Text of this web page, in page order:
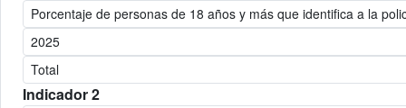
Indicador 2